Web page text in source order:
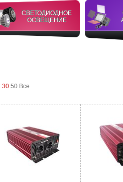
СВЕТОДИОДНОЕ
ОСВЕЩЕНИЕ
30 50 Все